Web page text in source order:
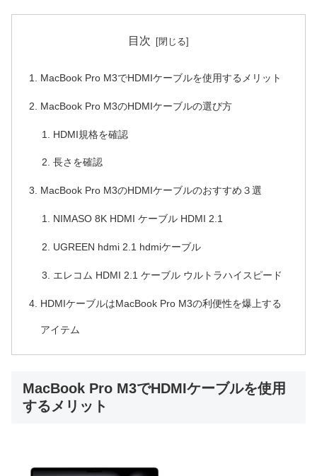
目次
MacBook Pro M3でHDMIケーブルを使用するメリット
MacBook Pro M3のHDMIケーブルの選び方
HDMI規格を確認
長さを確認
MacBook Pro M3のHDMIケーブルのおすすめ３選
NIMASO 8K HDMI ケーブル HDMI 2.1
UGREEN hdmi 2.1 hdmiケーブル
エレコム HDMI 2.1 ケーブル ウルトラハイスピード
HDMIケーブルはMacBook Pro M3の利便性を爆上する
アイテム
MacBook Pro M3でHDMIケーブルを使用
するメリット